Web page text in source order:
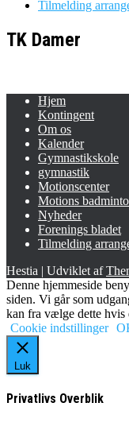
Tilmelding
TK Damer
Hjem
Kontingent
Om os
Kalender
Gymnastikskole
gymnastik
Motionscenter
Motions
Nyheder
Forenings bladet
Tilmelding
Hestia | Udviklet af
Denne hjemmeside
siden. Vi går som
kan fra vælge dette hvis
Cookie indstillinger
Luk
Privatlivs Overblik